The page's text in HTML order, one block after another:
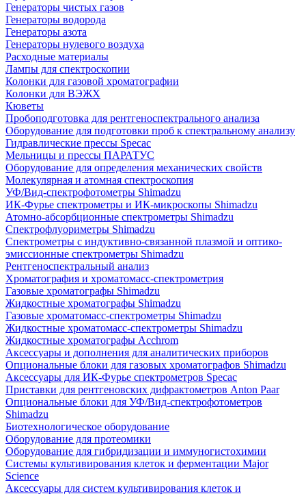
Генераторы чистых газов
Генераторы водорода
Генераторы азота
Генераторы нулевого воздуха
Расходные материалы
Лампы для спектроскопии
Колонки для газовой хроматографии
Колонки для ВЭЖХ
Кюветы
Пробоподготовка для рентгеноспектрального анализа
Оборудование для подготовки проб к спектральному анализу
Гидравлические прессы Specac
Мельницы и прессы ПАРАТУС
Оборудование для определения механических свойств
Молекулярная и атомная спектроскопия
УФ/Вид-спектрофотометры Shimadzu
ИК-Фурье спектрометры и ИК-микроскопы Shimadzu
Атомно-абсорбционные спектрометры Shimadzu
Спектрофлуориметры Shimadzu
Спектрометры с индуктивно-связанной плазмой и оптико-
эмиссионные спектрометры Shimadzu
Рентгеноспектральный анализ
Хроматография и хроматомасс-спектрометрия
Газовые хроматографы Shimadzu
Жидкостные хроматографы Shimadzu
Газовые хроматомасс-спектрометры Shimadzu
Жидкостные хроматомасс-спектрометры Shimadzu
Жидкостные хроматографы Acchrom
Аксессуары и дополнения для аналитических приборов
Опциональные блоки для газовых хроматографов Shimadzu
Аксессуары для ИК-Фурье спектрометров Specac
Приставки для рентгеновских дифрактометров Anton Paar
Опциональные блоки для УФ/Вид-спектрофотометров
Shimadzu
Биотехнологическое оборудование
Оборудование для протеомики
Оборудование для гибридизации и иммуногистохимии
Системы культивирования клеток и ферментации Major
Science
Аксессуары для систем культивирования клеток и